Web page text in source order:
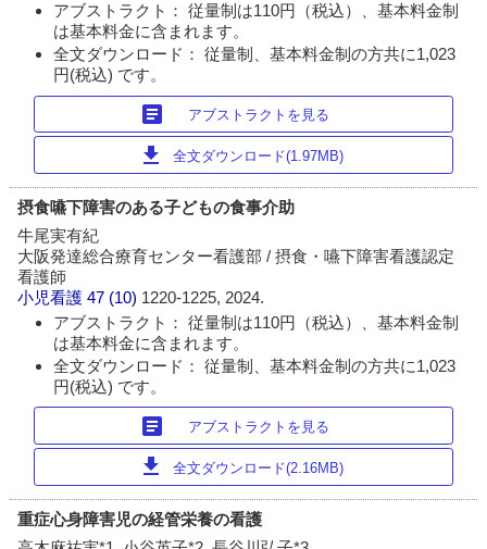
アブストラクト： 従量制は110円（税込）、基本料金制
は基本料金に含まれます。
全文ダウンロード： 従量制、基本料金制の方共に1,023
円(税込) です。
article アブストラクトを見る
download 全文ダウンロード(1.97MB)
摂食嚥下障害のある子どもの食事介助
牛尾実有紀
大阪発達総合療育センター看護部 / 摂食・嚥下障害看護認定
看護師
小児看護 47 (10) 1220-1225, 2024.
アブストラクト： 従量制は110円（税込）、基本料金制
は基本料金に含まれます。
全文ダウンロード： 従量制、基本料金制の方共に1,023
円(税込) です。
article アブストラクトを見る
download 全文ダウンロード(2.16MB)
重症心身障害児の経管栄養の看護